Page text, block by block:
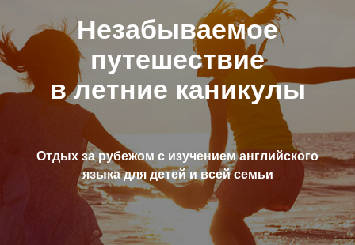
Незабываемое
путешествие
в летние каникулы
Отдых за рубежом с изучением английского
языка для детей и всей семьи